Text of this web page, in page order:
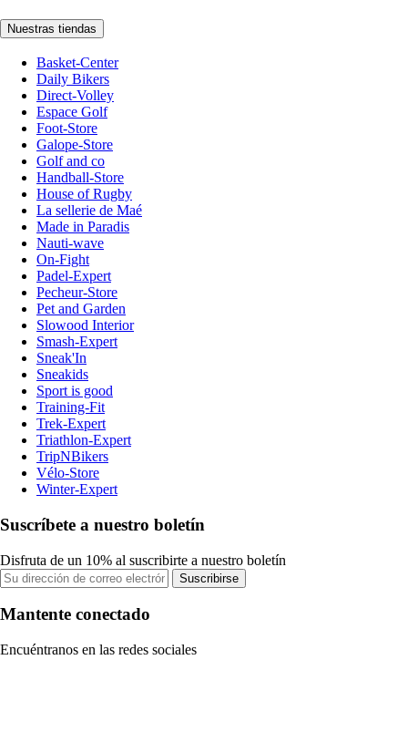
Nuestras tiendas
Basket-Center
Daily Bikers
Direct-Volley
Espace Golf
Foot-Store
Galope-Store
Golf and co
Handball-Store
House of Rugby
La sellerie de Maé
Made in Paradis
Nauti-wave
On-Fight
Padel-Expert
Pecheur-Store
Pet and Garden
Slowood Interior
Smash-Expert
Sneak'In
Sneakids
Sport is good
Training-Fit
Trek-Expert
Triathlon-Expert
TripNBikers
Vélo-Store
Winter-Expert
Suscríbete a nuestro boletín
Disfruta de un 10% al suscribirte a nuestro boletín
Suscribirse
Mantente conectado
Encuéntranos en las redes sociales